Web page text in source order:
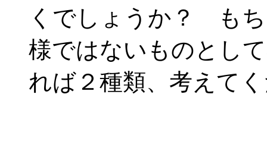
くでしょうか？ も
様ではないものとし
れば２種類、考えて